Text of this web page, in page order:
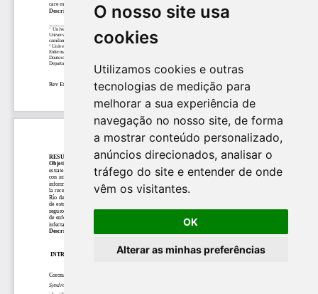
O nosso site usa
cookies
Utilizamos cookies e outras
tecnologias de medição para
melhorar a sua experiência de
navegação no nosso site, de forma
a mostrar conteúdo personalizado,
anúncios direcionados, analisar o
tráfego do site e entender de onde
vêm os visitantes.
OK
Alterar as minhas preferências